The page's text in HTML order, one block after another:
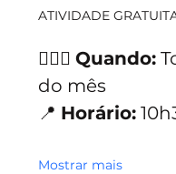
ATIVIDADE
🧘🏻‍♀️ Quando:
do mês
📍 Horário:
Mostrar mais